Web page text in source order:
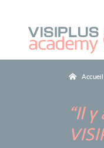
Accueil
“Il